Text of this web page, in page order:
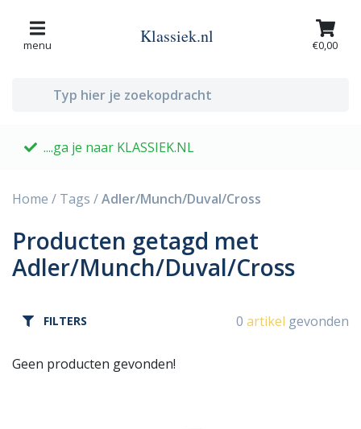
menu Klassiek.nl €0,00
....ga je naar KLASSIEK.NL
Home / Tags /Adler/Munch/Duval/Cross
Producten getagd met
Adler/Munch/Duval/Cross
FILTERS 0 artikel gevonden
Geen producten gevonden!